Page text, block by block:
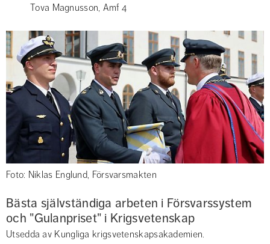
Tova Magnusson, Amf 4
Foto: Niklas Englund, Försvarsmakten
Bästa självständiga arbeten i Försvarssystem
och "Gulanpriset" i Krigsvetenskap
Utsedda av Kungliga krigsvetenskapsakademien.